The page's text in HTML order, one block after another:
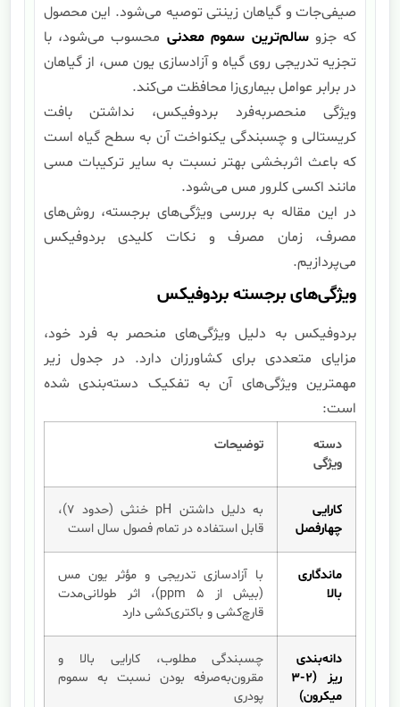
صیفی‌جات و گیاهان زینتی توصیه می‌شود. این محصول
که جزوسالم‌ترین سموم معدنی محسوب می‌شود، با
تجزیه تدریجی روی گیاه و آزادسازی یون مس، از گیاهان
در برابر عوامل بیماری‌زا محافظت می‌کند.
ویژگی منحصربه‌فرد بردوفیکس، نداشتن بافت
کریستالی و چسبندگی یکنواخت آن به سطح گیاه است
که باعث اثربخشی بهتر نسبت به سایر ترکیبات مسی
مانند اکسی کلرور مس می‌شود.
در این مقاله به بررسی ویژگی‌های برجسته، روش‌های
مصرف، زمان مصرف و نکات کلیدی بردوفیکس
می‌پردازیم.
ویژگی‌های برجسته بردوفیکس
بردوفیکس به دلیل ویژگی‌های منحصر به فرد خود،
مزایای متعددی برای کشاورزان دارد. در جدول زیر
مهمترین ویژگی‌های آن به تفکیک دسته‌بندی شده
است:
دسته
ویژگی
توضیحات
کارایی
چهارفصل
به دلیل داشتن pH خنثی (حدود ۷)،
قابل استفاده در تمام فصول سال است
ماندگاری
بالا
با آزادسازی تدریجی و مؤثر یون مس
(بیش از ۵ ppm)، اثر طولانی‌مدت
قارچ‌کشی و باکتری‌کشی دارد
دانه‌بندی
ریز (۲-۳
میکرون)
چسبندگی مطلوب، کارایی بالا و
مقرون‌به‌صرفه بودن نسبت به سموم
پودری